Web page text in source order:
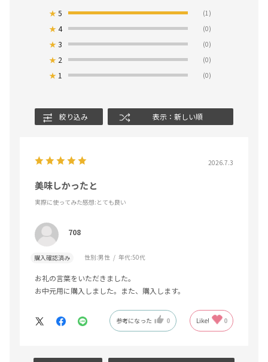
★5 (1)
★4 (0)
★3 (0)
★ 2 (0)
★ 1 (0)
絞り込み 表示：新しい順
2026.7.3
美味しかったと
実際に使ってみた感想:とても良い
708
購入確認済み 性別:男性 年代:50代
お礼の言葉をいただきました。
お中元用に購入しました。また、購入します。
参考になった 0 Like! 0